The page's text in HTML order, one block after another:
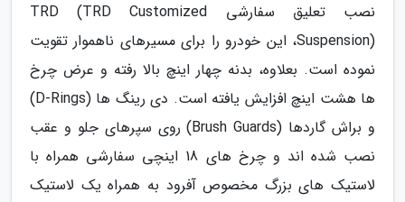
نصب تعلیق سفارشی TRD (TRD Customized
Suspension)، این خودرو را برای مسیرهای ناهموار تقویت
نموده است. بعلاوه، بدنه چهار اینچ بالا رفته و عرض چرخ
ها هشت اینچ افزایش یافته است. دی رینگ ها (D-Rings)
و براش گاردها (Brush Guards) روی سپرهای جلو و عقب
نصب شده اند و چرخ های 18 اینچی سفارشی همراه با
لاستیک های بزرگ مخصوص آفرود به همراه یک لاستیک